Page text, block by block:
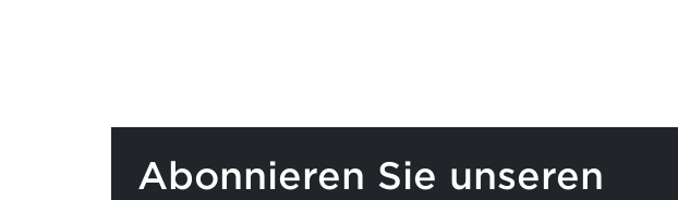
Abonnieren Sie unseren